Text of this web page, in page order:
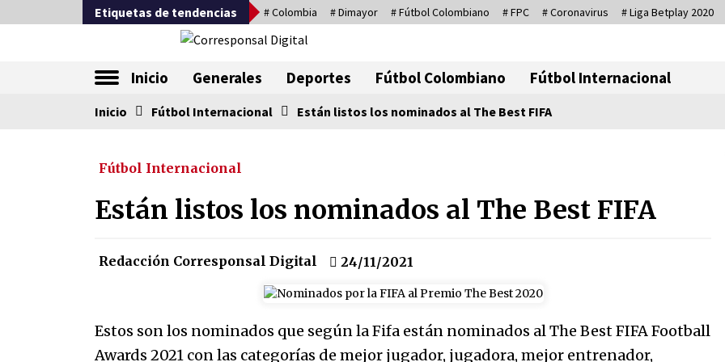
al
Etiquetas de tendencias # Colombia # Dimayor # Fútbol Colombiano # FPC # Coronavirus # Liga Betplay 2020
Corresponsal
Inicio Generales Deportes Fútbol Colombiano Fútbol Internacional
Tendencia ahora
Comienza la era del felino, medio
07/08/2026
Corina Machado y su sed de
poder
16/01/2026
Falcao regresa con el rabo entre
las patas
Captura de Maduro, donde
manda capitán, no manda
Inicio Fútbol Internacional Están listos los nominados al The Best FIFA
Fútbol Internacional
Están listos los nominados al The Best FIFA
Redacción Corresponsal Digital 24/11/2021
Estos son los nominados que según la Fifa están nominados al The Best FIFA Football
Awards 2021 con las categorías de mejor jugador, jugadora, mejor entrenador,